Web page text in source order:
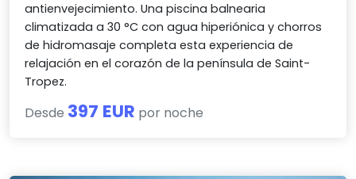
antienvejecimiento. Una piscina balnearia
climatizada a 30 °C con agua hiperiónica y chorros
de hidromasaje completa esta experiencia de
relajación en el corazón de la península de Saint-
Tropez.
Desde 397 EUR por noche